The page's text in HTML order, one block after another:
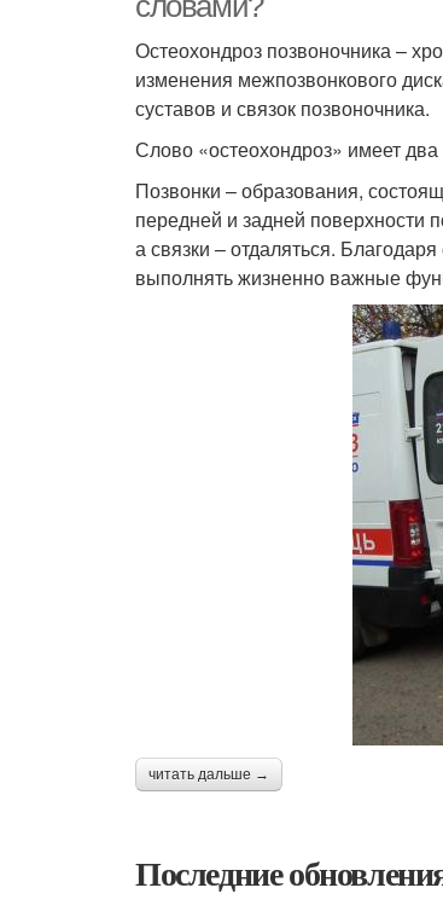
Остеохондроз позвоночника –
изменения межпозвонкового
суставов и связок позвоночника.
Слово «остеохондроз» имеет
Позвонки – образования,
передней и задней поверхности
а связки – отдаляться.
выполнять жизненно важные
читать дальше →
Последние